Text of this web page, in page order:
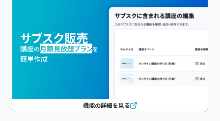
サブスク販売
講座の月額見放題プランを
簡単作成
機能の詳細を見る